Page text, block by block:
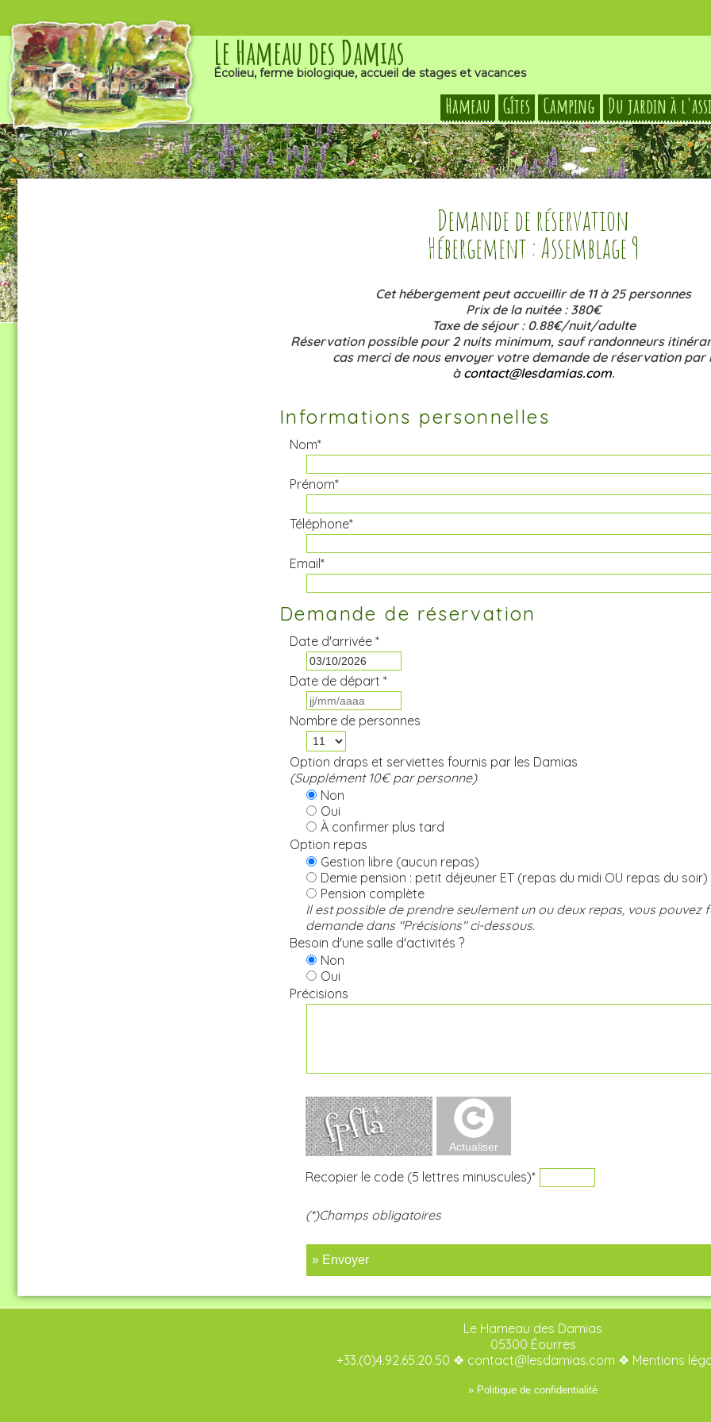
Le Hameau des Damias
Écolieu, ferme biologique, accueil de stages et vacances
Hameau Gîtes Camping Du jardin à
Demande de réservation
Hébergement : Assemblage 9
Cet hébergement peut accueillir de 11 à 25 personnes
Prix de la nuitée : 380€
Taxe de séjour : 0.88€/nuit/adulte
Réservation possible pour 2 nuits minimum, sauf randonneurs
cas merci de nous envoyer votre demande de réservation par
à contact@lesdamias.com.
Informations personnelles
Nom*
Prénom*
Téléphone*
Email*
Demande de réservation
Date d'arrivée *
Date de départ *
Nombre de personnes
Option draps et serviettes fournis par les Damias
(Supplément 10€ par personne)
Non
Oui
À confirmer plus tard
Option repas
Gestion libre (aucun repas)
Demie pension : petit déjeuner ET (repas du midi OU repas du soir)
Pension complète
Il est possible de prendre seulement un ou deux repas, vous pouvez
demande dans "Précisions" ci-dessous.
Besoin d'une salle d'activités ?
Non
Oui
Précisions
Recopier le code (5 lettres minuscules)*
(*)Champs obligatoires
» Envoyer
Le Hameau des Damias
05300 Éourres
+33.(0)4.92.65.20.50 ❖ contact@lesdamias.com ❖ Mentions
» Politique de confidentialité